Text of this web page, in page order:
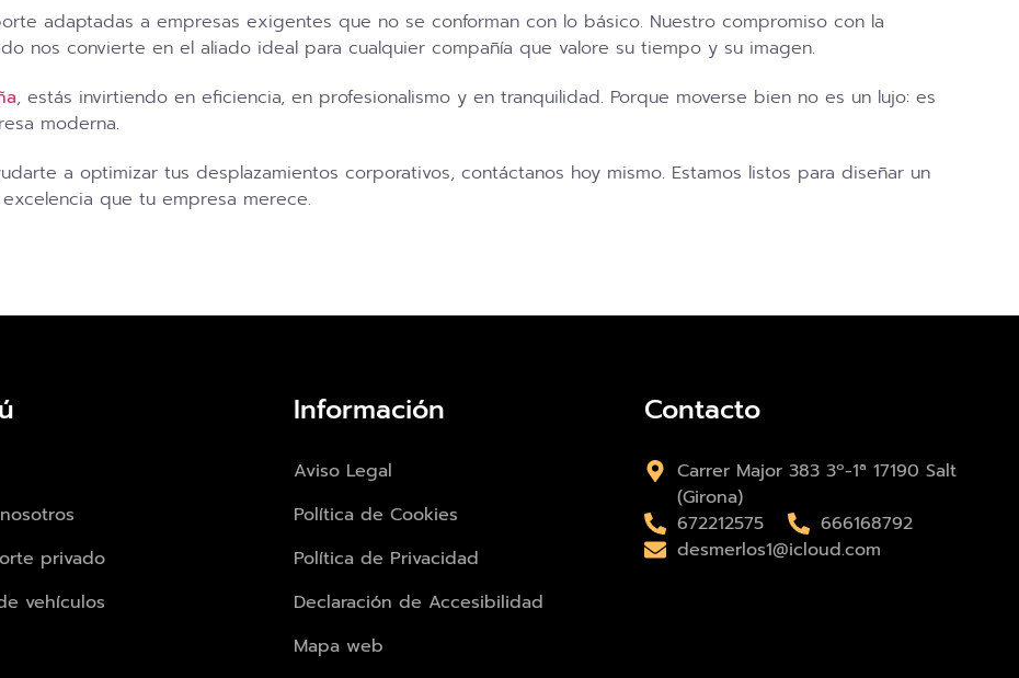
adaptadas a empresas exigentes que no se conforman con lo básico. Nuestro compromiso con la
nos convierte en el aliado ideal para cualquier compañía que valore su tiempo y su imagen.
, estás invirtiendo en eficiencia, en profesionalismo y en tranquilidad. Porque moverse bien no es un lujo: es
moderna.
a optimizar tus desplazamientos corporativos, contáctanos hoy mismo. Estamos listos para diseñar un
que tu empresa merece.
privado
vehículos
Información
Aviso Legal
Política de Cookies
Política de Privacidad
Declaración de Accesibilidad
Mapa web
Contacto
Carrer Major 383 3º-1ª 17190 Salt
(Girona)
672212575
666168792
desmerlos1@icloud.com